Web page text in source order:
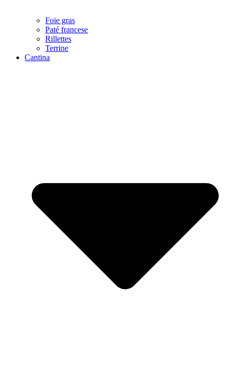
Foie gras
Paté francese
Rillettes
Terrine
Cantina